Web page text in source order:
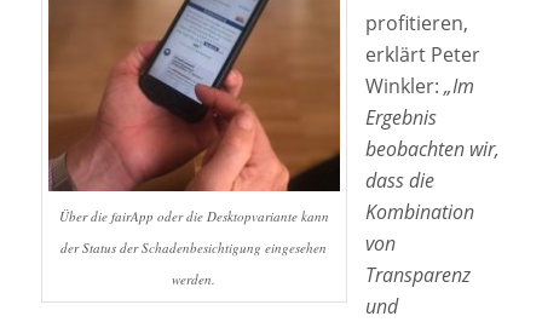
Über die fairApp oder die Desktopvariante kann
der Status der Schadenbesichtigung eingesehen
werden.
profitieren,
erklärt Peter
Winkler: „Im
Ergebnis
beobachten wir,
dass die
Kombination
von
Transparenz
und